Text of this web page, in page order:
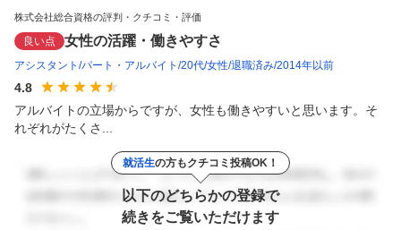
株式会社総合資格の評判・クチコミ・評価
良い点 女性の活躍・働きやすさ
アシスタント パート・アルバイト 20代 女性 退職済み 2014年以前
4.8
アルバイトの立場からですが、女性も働きやすいと思います。そ
れぞれがたくさ...
就活生の方もクチコミ投稿OK！
以下のどちらかの登録で
続きをご覧いただけます